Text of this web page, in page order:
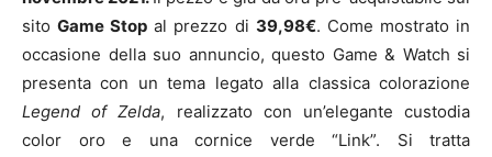
sitoGame Stop al prezzo di 39,98€. Come mostrato in
occasione della suo annuncio, questo Game & Watch si
presenta con un tema legato alla classica colorazione
Legend of Zelda, realizzato con un’elegante custodia
color oro e una cornice verde “Link”. Si tratta